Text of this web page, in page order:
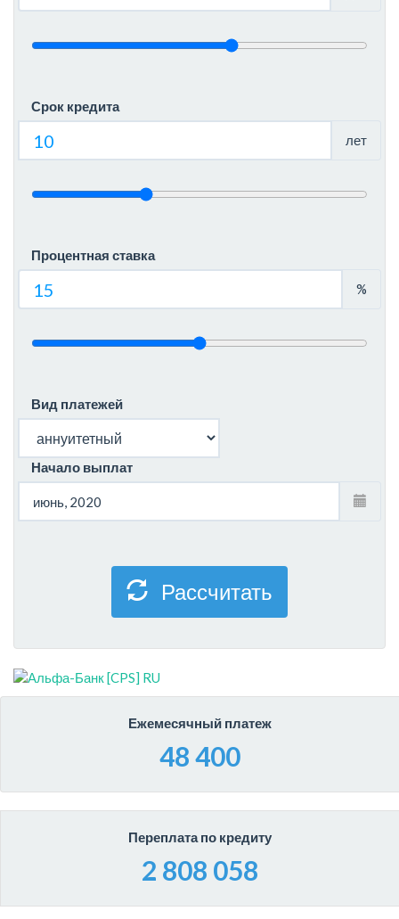
Срок кредита
лет
Процентная ставка
%
Вид платежей
Начало выплат
Рассчитать
Ежемесячный платеж
48 400
Переплата по кредиту
2 808 058